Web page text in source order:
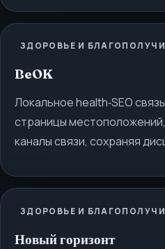
ЗДОРОВЬЕ И
BeOK
Локальное health‑SEO
страницы
каналы связи, сохраняя
ЗДОРОВЬЕ И
Новый горизонт